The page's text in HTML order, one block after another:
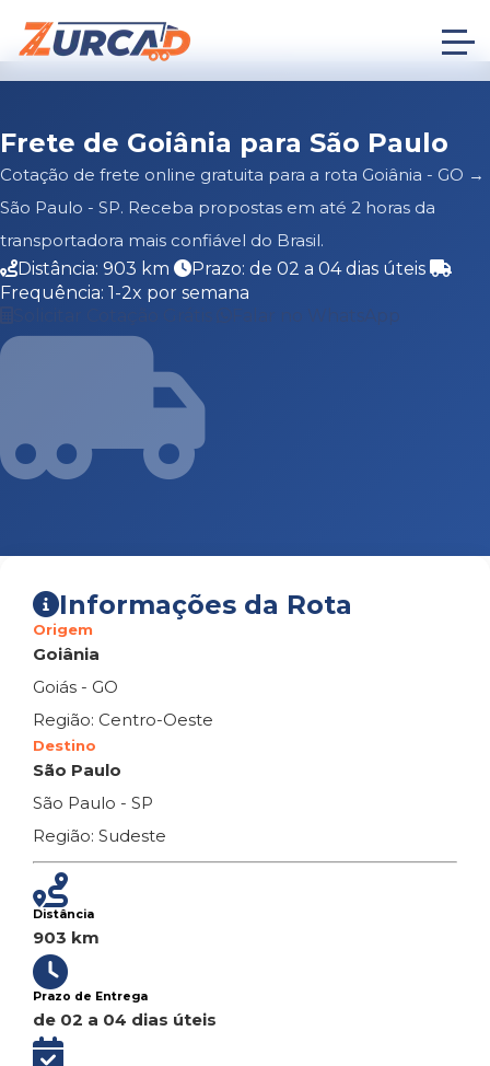
Frete de Goiânia para São Paulo
Cotação de frete online gratuita para a rota Goiânia - GO →
São Paulo - SP. Receba propostas em até 2 horas da
transportadora mais confiável do Brasil.
Distância: 903 km
Prazo: de 02 a 04 dias úteis
Frequência: 1-2x por semana
Falar no WhatsApp
Informações da Rota
Origem
Goiânia
Goiás - GO
Região: Centro-Oeste
Destino
São Paulo
São Paulo - SP
Região: Sudeste
Distância
903 km
Prazo de Entrega
de 02 a 04 dias úteis